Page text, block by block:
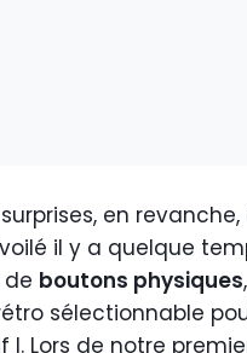
en
il y a quelque
boutons physiques
sélectionnable
I. Lors de notre